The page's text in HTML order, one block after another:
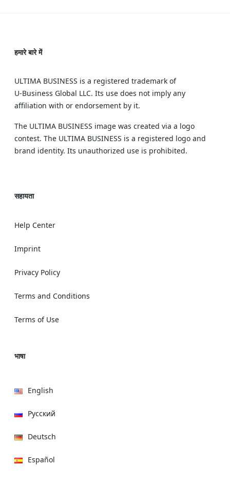
हमारे बारे में
ULTIMA BUSINESS is a registered trademark of
U‑Business Global LLC. Its use does not imply any
affiliation with or endorsement by it.
The ULTIMA BUSINESS image was created via a logo
contest. The ULTIMA BUSINESS is a registered logo and
brand identity. Its unauthorized use is prohibited.
सहायता
Help Center
Imprint
Privacy Policy
Terms and Conditions
Terms of Use
भाषा
English
Русский
Deutsch
Español